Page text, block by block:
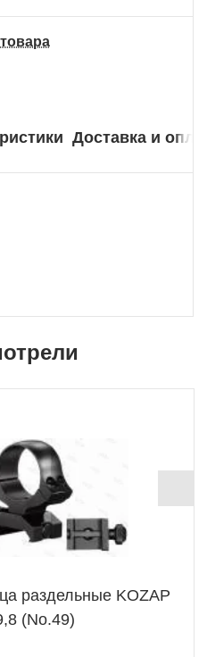
Доставка и
раздельные KOZAP
(No.49)